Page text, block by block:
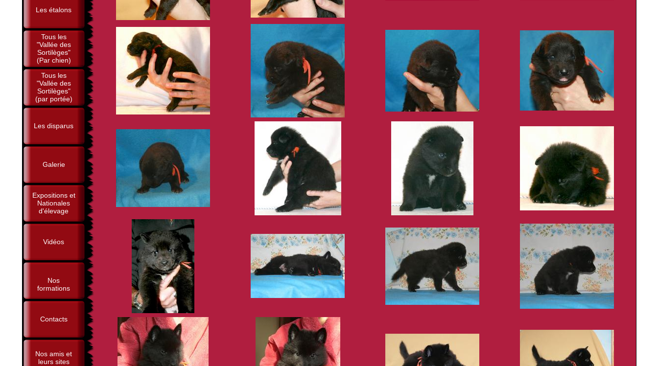
Les étalons
Tous les
"Vallée des
Sortilèges"
(Par chien)
Tous les
"Vallée des
Sortilèges"
(par portée)
Les disparus
Galerie
Expositions et
Nationales
d'élevage
Vidéos
Nos
formations
Contacts
Nos amis et
leurs sites